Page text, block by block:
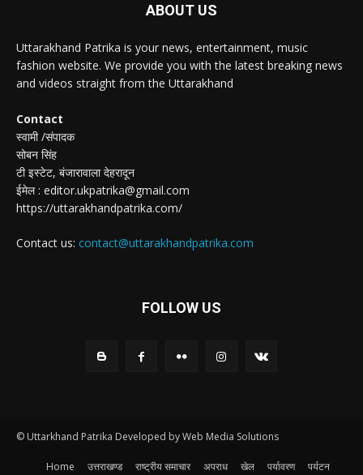
ABOUT US
Uttarakhand Patrika is your news, entertainment, music
fashion website. We provide you with the latest breaking news
and videos straight from the Uttarakhand
Contact
स्वामी /संपादक
सोबन सिंह
टी इस्टेट, बंजारावाला देहरादून
ईमेल : editor.ukpatrika@gmail.com
https://uttarakhandpatrika.com/
Contact us: contact@uttarakhandpatrika.com
FOLLOW US
© Uttarkhand Patrika Developed by Web Media Solutions
Home उत्तराखण्ड राष्ट्रीय समाचार अपराध खेल पर्यावरण पर्यटन